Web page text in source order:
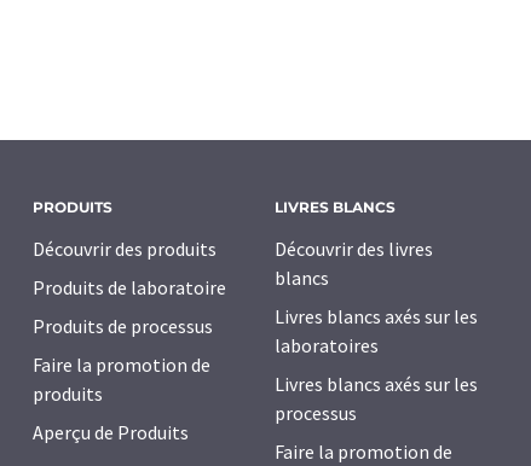
PRODUITS
Découvrir des produits
Produits de laboratoire
Produits de processus
Faire la promotion de
produits
Aperçu de Produits
LIVRES BLANCS
Découvrir des livres
blancs
Livres blancs axés sur les
laboratoires
Livres blancs axés sur les
processus
Faire la promotion de